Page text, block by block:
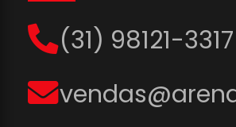
(31) 98121-3317